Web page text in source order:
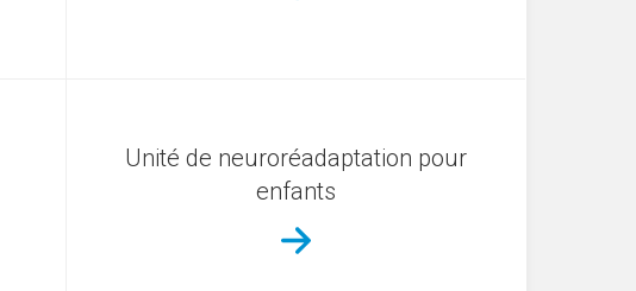
Unité de neuroréadaptation pour
enfants